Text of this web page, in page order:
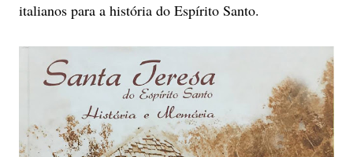
italianos para a história do Espírito Santo.